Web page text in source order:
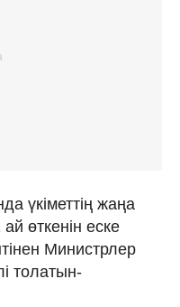
үкіметтің жаңа
өткенін еске
Министрлер
толатын-